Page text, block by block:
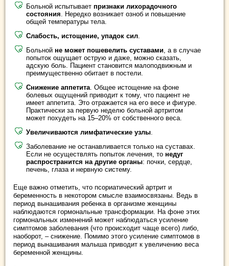
Больной испытывает признаки лихорадочного
состояния . Нередко возникает озноб и повышение
общей температуры тела.
Слабость, истощение, упадок сил
Больной не может пошевелить суставами , а в случае
попыток ощущает острую и даже, можно сказать,
адскую боль. Пациент становится малоподвижным и
преимущественно обитает в постели.
Снижение аппетита . Общее истощение на фоне
болевых ощущений приводит к тому, что пациент не
имеет аппетита. Это отражается на его весе и фигуре.
Практически за первую неделю больной артритом
может похудеть на 15–20% от собственного веса.
Увеличиваются лимфатические узлы
Заболевание не останавливается только на суставах.
Если не осуществлять попыток лечения, то недуг
распространится на другие органы: почки, сердце,
печень, глаза и нервную систему.
Еще важно отметить, что псориатический артрит и
беременность в некотором смысле взаимосвязаны. Ведь в
период вынашивания ребенка в организме женщины
наблюдаются гормональные трансформации. На фоне этих
гормональных изменений может наблюдаться усиление
симптомов заболевания (что происходит чаще всего) либо,
наоборот, – снижение. Помимо этого усиление симптомов в
период вынашивания малыша приводит к увеличению веса
беременной женщины.